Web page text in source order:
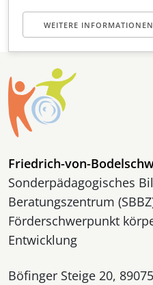
WEITERE INFORMATIONEN
Friedrich-von-
Sonderpädagogisches
Beratungszentrum
Förderschwerpunkt
Entwicklung
Böfinger Steige 20,